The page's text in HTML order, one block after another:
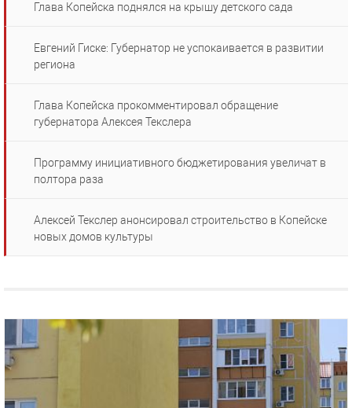
Глава Копейска поднялся на крышу детского сада
Евгений Гиске: Губернатор не успокаивается в развитии
региона
Глава Копейска прокомментировал обращение
губернатора Алексея Текслера
Программу инициативного бюджетирования увеличат в
полтора раза
Алексей Текслер анонсировал строительство в Копейске
новых домов культуры